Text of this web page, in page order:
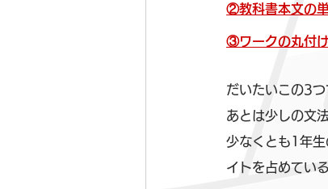
②教科書本文の単
③ワークの丸付け
だいたいこの3つ
あとは少しの文
少なくとも1年
イトを占めてい